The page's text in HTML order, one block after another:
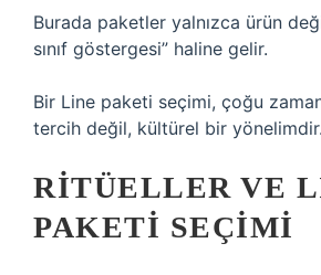
Burada paketler yalnızca ürün
sınıf göstergesi” haline gelir.
Bir Line paketi seçimi, çoğu
tercih değil, kültürel bir yönelimdir.
RITÜELLER VE
PAKETI SEÇIMI